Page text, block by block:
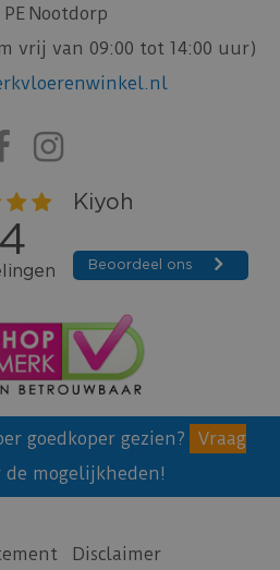
PE Nootdorp
vrij van 09:00 tot 14:00 uur)
goedkoper gezien?
Vraag
de mogelijkheden!
Disclaimer